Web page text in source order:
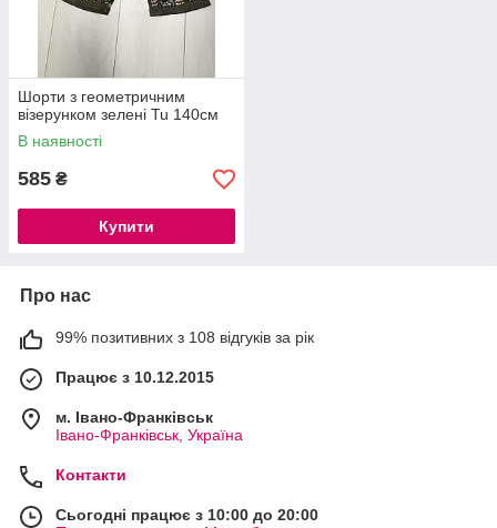
Шорти з геометричним
візерунком зелені Tu 140см
В наявності
585 ₴
Купити
Про нас
99% позитивних з 108 відгуків за рік
Працює з 10.12.2015
м. Івано-Франківськ
Івано-Франківськ, Україна
Контакти
Сьогодні працює з 10:00 до 20:00